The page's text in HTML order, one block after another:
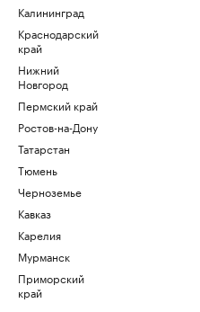
Калининград
Краснодарский
край
Нижний
Новгород
Пермский край
Ростов-на-Дону
Татарстан
Тюмень
Черноземье
Кавказ
Карелия
Мурманск
Приморский
край